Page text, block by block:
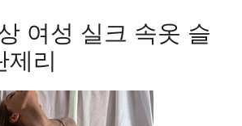
여성 실크 속옷 슬
제리